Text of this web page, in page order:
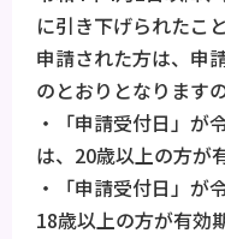
に引き下げられたこ
申請された方は、申
のとおりとなります
・「申請受付日」が
は、20歳以上の方が
・「申請受付日」が
18歳以上の方が有効